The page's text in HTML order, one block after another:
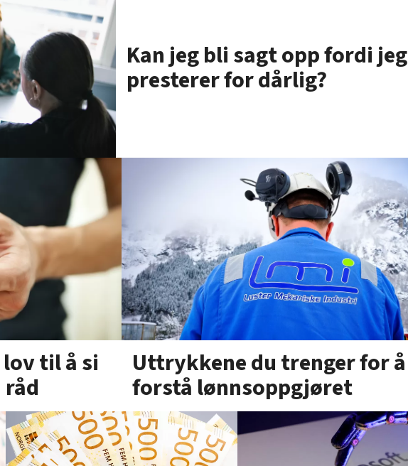
Kan jeg bli sagt opp fordi jeg
presterer for dårlig?
til å si Uttrykkene du trenger for å
forstå lønnsoppgjøret